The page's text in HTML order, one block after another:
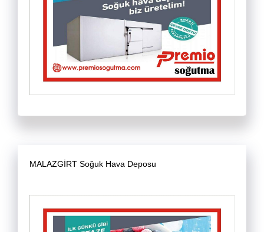
MALAZGİRT Soğuk Hava Deposu